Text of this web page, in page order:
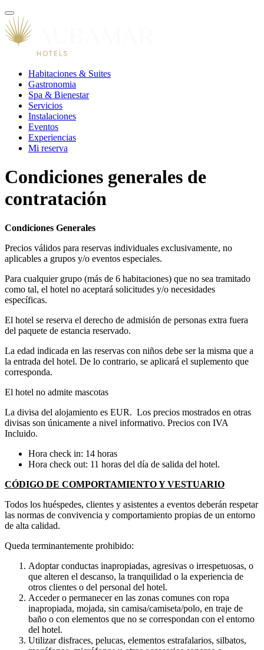
Habitaciones & Suites
Gastronomia
Spa & Bienestar
Servicios
Instalaciones
Eventos
Experiencias
Mi reserva
Condiciones generales de
contratación
Condiciones Generales
Precios válidos para reservas individuales exclusivamente, no
aplicables a grupos y/o eventos especiales.
Para cualquier grupo (más de 6 habitaciones) que no sea tramitado
como tal, el hotel no aceptará solicitudes y/o necesidades
específicas.
El hotel se reserva el derecho de admisión de personas extra fuera
del paquete de estancia reservado.
La edad indicada en las reservas con niños debe ser la misma que a
la entrada del hotel. De lo contrario, se aplicará el suplemento que
corresponda.
El hotel no admite mascotas
La divisa del alojamiento es EUR. Los precios mostrados en otras
divisas son únicamente a nivel informativo. Precios con IVA
Incluido.
Hora check in: 14 horas
Hora check out: 11 horas del día de salida del hotel.
CÓDIGO DE COMPORTAMIENTO Y VESTUARIO
Todos los huéspedes, clientes y asistentes a eventos deberán respetar
las normas de convivencia y comportamiento propias de un entorno
de alta calidad.
Queda terminantemente prohibido:
Adoptar conductas inapropiadas, agresivas o irrespetuosas, o
que alteren el descanso, la tranquilidad o la experiencia de
otros clientes o del personal del hotel.
Acceder o permanecer en las zonas comunes con ropa
inapropiada, mojada, sin camisa/camiseta/polo, en traje de
baño o con elementos que no se correspondan con el entorno
del hotel.
Utilizar disfraces, pelucas, elementos estrafalarios, silbatos,